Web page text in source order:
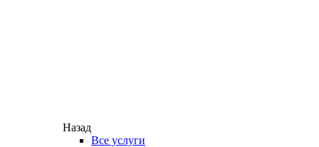
Назад
Все услуги